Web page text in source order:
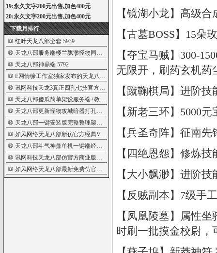
19:永久文字200元出售,加色400元
20:永久文字200元出售,加色400元
下载月排行
红叶天龙八部全套 5939
天龙八部服务端楼兰飘渺怪物同步商业版
5922
天龙八部神鼎端5792
E网情缘工作室独家发布的天龙八部服务器
5679
讯网科技天龙3真正四孔七技官方版
天龙八部傻瓜简单架设服务端+教程
天龙八部更新怪物攻城暗器打孔免费服务
5498
天龙八部一键安装版完整整理架设资料全
如风网络天龙八部新仿官方经典V1023版更
5383
天龙八部斗气神鼎单机一键端经典仿官方
讯网科技天龙八部仿官方商业版带安装教
5348
如风网络天龙八部最新免费仿官方增点版
5340
【镜湖小龙】高级
【古墓BOSS】15朵
【夺宝马贼】300-
无限开，刷药玄机药
【蹴鞠棋局】进阶
【新老三环】5000
【兵圣奇阵】征南
【四绝恩怨】修炼
【大小飘渺】进阶
【反贼副本】7级手
【凤凰陵墓】属性
时刷一批摸金校尉，